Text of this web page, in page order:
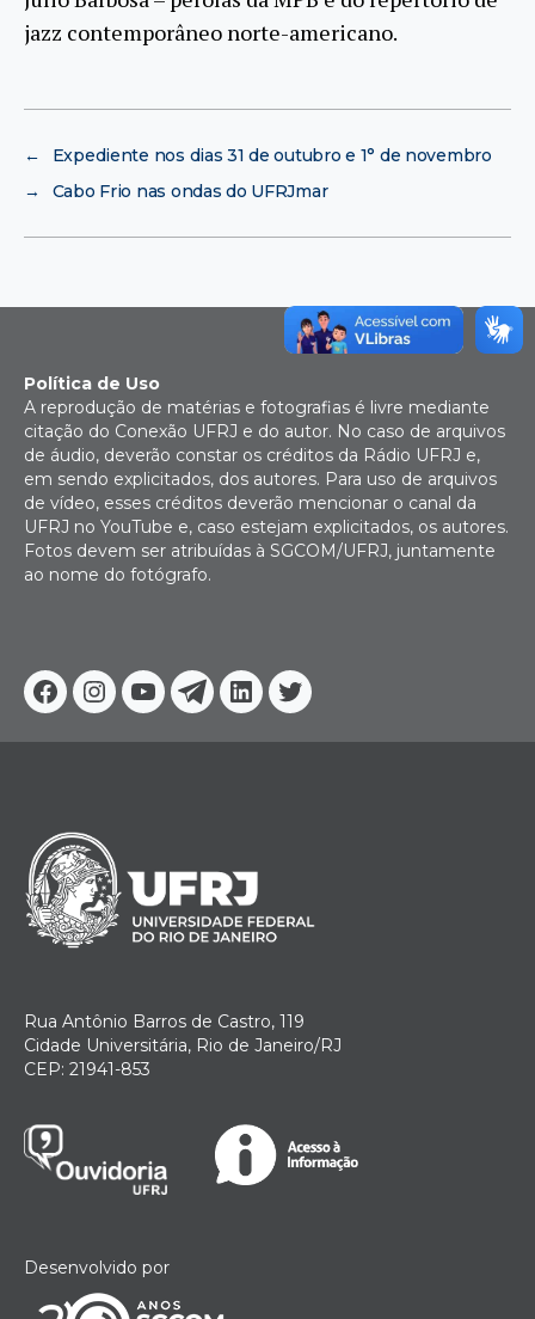
jazz contemporâneo norte-americano.
←
Expediente nos dias 31 de outubro e 1° de novembro
→
Cabo Frio nas ondas do UFRJmar
Facebook
Instagram
YoutubeTelegram
Linkedin
Twitter
Política de Uso
A reprodução de matérias e fotografias é livre mediante
citação do Conexão UFRJ e do autor. No caso de arquivos
de áudio, deverão constar os créditos da Rádio UFRJ e,
em sendo explicitados, dos autores. Para uso de arquivos
de vídeo, esses créditos deverão mencionar o canal da
UFRJ no YouTube e, caso estejam explicitados, os autores.
Fotos devem ser atribuídas à SGCOM/UFRJ, juntamente
ao nome do fotógrafo.
Rua Antônio Barros de Castro, 119
Cidade Universitária, Rio de Janeiro/RJ
CEP: 21941-853
Desenvolvido por